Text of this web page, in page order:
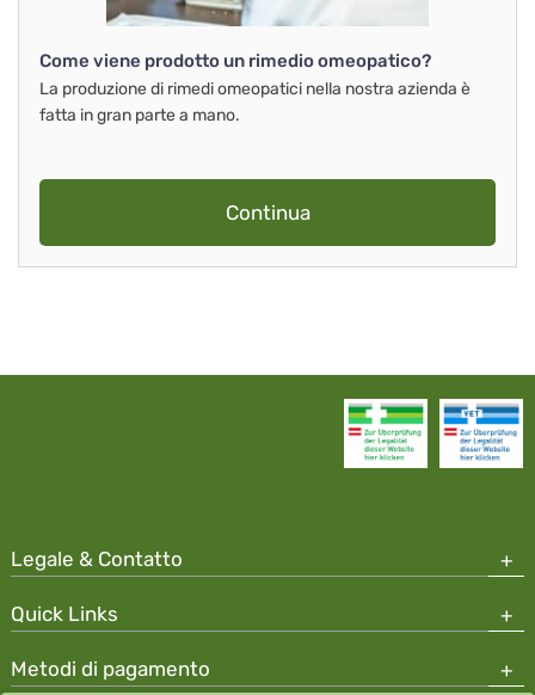
Come viene prodotto un rimedio omeopatico?
La produzione di rimedi omeopatici nella nostra azienda è
fatta in gran parte a mano.
Continua
Legale & Contatto
Quick Links
Metodi di pagamento